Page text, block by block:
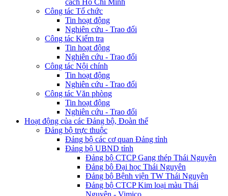
Công tác Tổ chức
Tin hoạt động
Nghiên cứu - Trao đổi
Công tác Kiểm tra
Tin hoạt động
Nghiên cứu - Trao đổi
Công tác Nội chính
Tin hoạt động
Nghiên cứu - Trao đổi
Công tác Văn phòng
Tin hoạt động
Nghiên cứu - Trao đổi
Hoạt động của các Đảng bộ, Đoàn thể
Đảng bộ trực thuộc
Đảng bộ các cơ quan Đảng tỉnh
Đảng bộ UBND tỉnh
Đảng bộ CTCP Gang thép Thái Nguyên
Đảng bộ Đại học Thái Nguyên
Đảng bộ Bệnh viện TW Thái Nguyên
Đảng bộ CTCP Kim loại màu Thái
Nguyên - Vimico